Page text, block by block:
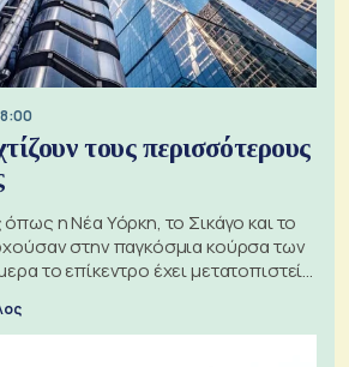
τους περισσότερους
η Νέα Υόρκη, το Σικάγο και το
στην παγκόσμια κούρσα των
το επίκεντρο έχει μετατοπιστεί